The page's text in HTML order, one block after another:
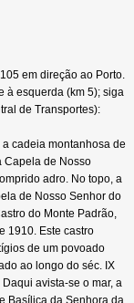
em direção ao Porto.
à esquerda (km 5); siga
de Transportes):
cadeia montanhosa de
Capela de Nosso
adro. No topo, a
de Nosso Senhor do
do Monte Padrão,
1910. Este castro
de um povoado
ao longo do séc. IX
avista-se o mar, a
Basílica da Senhora da